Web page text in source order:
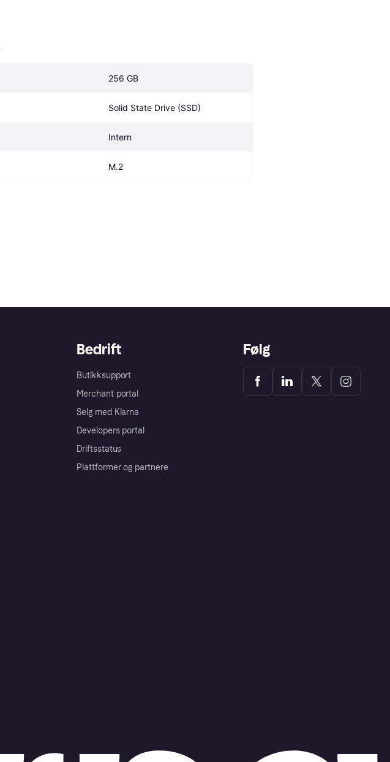
256 GB
Solid State Drive (SSD)
Intern
M.2
Bedrift
Butikksupport
Merchant portal
Selg med Klarna
Developers portal
Driftsstatus
Plattformer og partnere
Følg